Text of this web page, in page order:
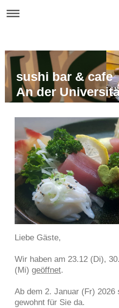
sushi bar & cafe
An der
Liebe Gäste,
Wir haben am 23.12 (Di),
(Mi) geöffnet.
Ab dem 2. Januar (Fr) 2026
gewohnt für Sie da.